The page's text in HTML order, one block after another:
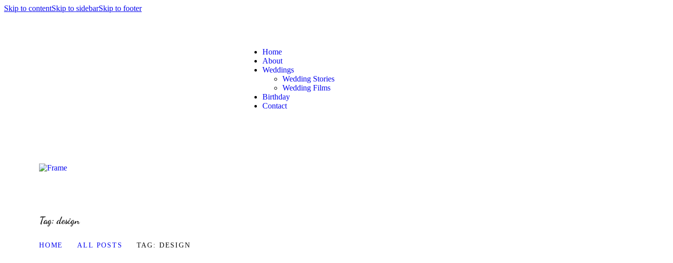
Skip to contentSkip to sidebarSkip to footer
Home
About
Weddings
Wedding Stories
Wedding Films
Birthday
Contact
Tag: design
HOME ALL POSTS TAG: DESIGN